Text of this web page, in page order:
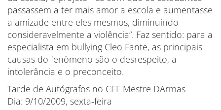
passassem a ter mais amor a escola e aumentasse
a amizade entre eles mesmos, diminuindo
consideravelmente a violência”. Faz sentido: para a
especialista em bullying Cleo Fante, as principais
causas do fenômeno são o desrespeito, a
intolerância e o preconceito.
Tarde de Autógrafos no CEF Mestre DArmas
Dia: 9/10/2009, sexta-feira